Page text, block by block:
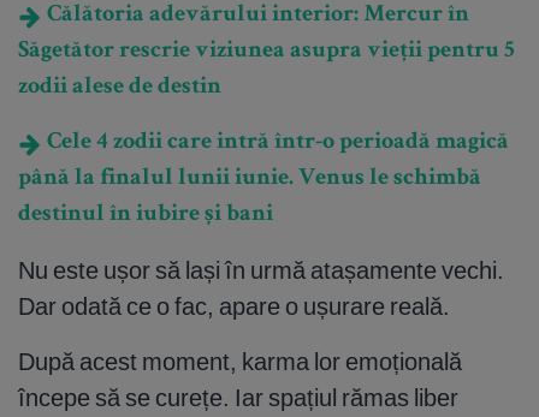
Călătoria adevărului interior: Mercur în
Săgetător rescrie viziunea asupra vieții pentru 5
zodii alese de destin
Cele 4 zodii care intră într-o perioadă magică
până la finalul lunii iunie. Venus le schimbă
destinul în iubire și bani
Nu este ușor să lași în urmă atașamente vechi.
Dar odată ce o fac, apare o ușurare reală.
După acest moment, karma lor emoțională
începe să se curețe. Iar spațiul rămas liber